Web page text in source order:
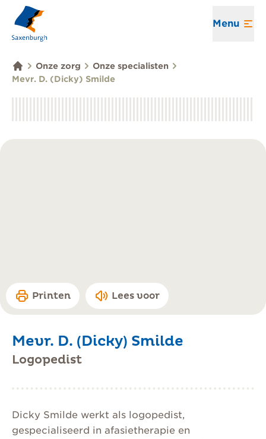
Menu
Onze zorg
Onze specialisten
Mevr. D. (Dicky) Smilde
Printen Lees voor
Mevr. D. (Dicky) Smilde
Logopedist
Dicky Smilde werkt als logopedist,
gespecialiseerd in afasietherapie en